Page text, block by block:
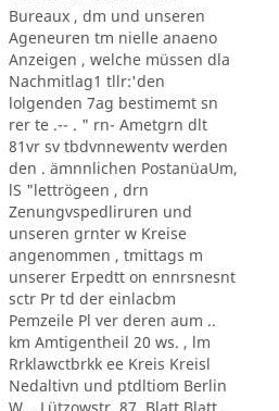
Bureaux , dm und unseren
Ageneuren tm nielle anaeno
Anzeigen , welche müssen dla
Nachmitlag1 tllr:'den
lolgenden 7ag bestimemt sn
rer te .-- . " rn- Ametgrn dlt
81vr sv tbdvnnewentv werden
den . ämnnlichen PostanüaUm,
lS "lettrögeen , drn
Zenungvspedliruren und
unseren grnter w Kreise
angenommen , tmittags m
unserer Erpedtt on ennrsnesnt
sctr Pr td der einlacbm
Pemzeile Pl ver deren aum ..
km Amtigentheil 20 ws. , lm
Rrklawctbrkk ee Kreis Kreisl
Nedaltivn und ptdltiom Berlin